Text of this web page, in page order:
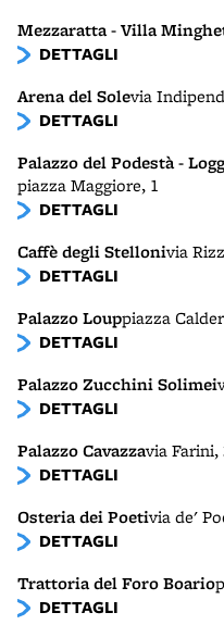
Mezzaratta - Villa
DETTAGLI
Arena del Solevia
DETTAGLI
Palazzo del Podestà -
piazza Maggiore, 1
DETTAGLI
Caffè degli Stellonivia
DETTAGLI
Palazzo Louppiazza
DETTAGLI
Palazzo Zucchini Solimei
DETTAGLI
Palazzo Cavazzavia Farini,
DETTAGLI
Osteria dei Poetivia de'
DETTAGLI
Trattoria del Foro Boario
DETTAGLI